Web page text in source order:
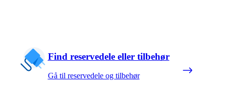
Find reservedele eller tilbehør
Gå til reservedele og tilbehør